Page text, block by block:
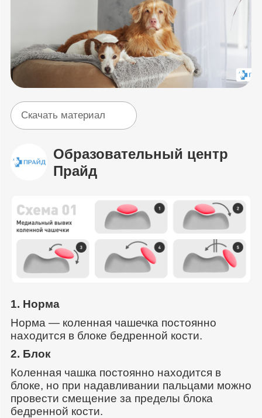
Скачать материал
Образовательный центр
Прайд
1. Норма
Норма — коленная чашечка постоянно
находится в блоке бедренной кости.
2. Блок
Коленная чашка постоянно находится в
блоке, но при надавливании пальцами можно
провести смещение за пределы блока
бедренной кости.